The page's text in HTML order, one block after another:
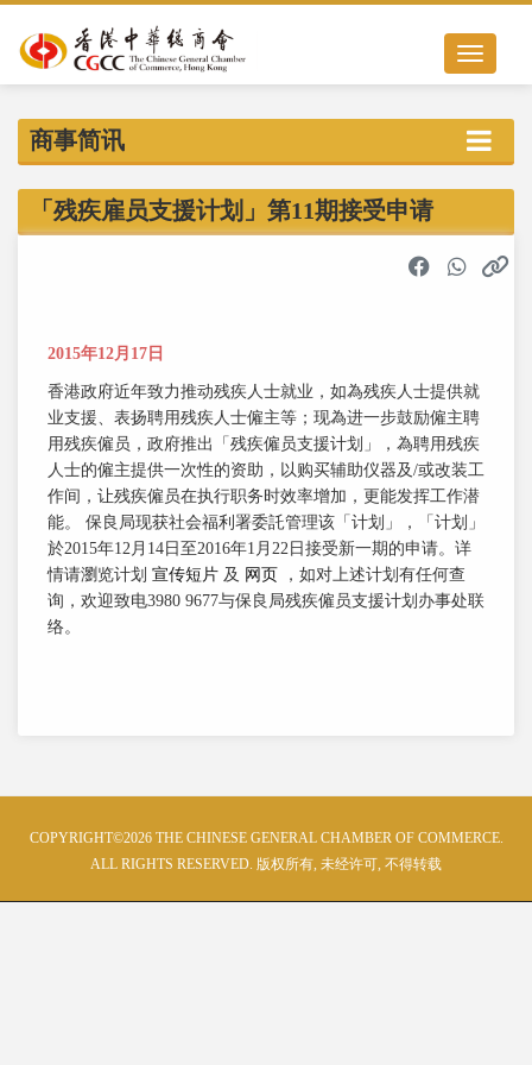
Toggle
商事简讯
「残疾雇员支援计划」第11期接受申请
2015年12月17日
香港政府近年致力推动残疾人士就业，如為残疾人士提供就
业支援、表扬聘用残疾人士僱主等；现為进一步鼓励僱主聘
用残疾僱员，政府推出「残疾僱员支援计划」，為聘用残疾
人士的僱主提供一次性的资助，以购买辅助仪器及/或改装工
作间，让残疾僱员在执行职务时效率增加，更能发挥工作潜
能。 保良局现获社会福利署委託管理该「计划」，「计划」
於2015年12月14日至2016年1月22日接受新一期的申请。详
情请瀏览计划 宣传短片 及 网页 ，如对上述计划有任何查
询，欢迎致电3980 9677与保良局残疾僱员支援计划办事处联
络。
COPYRIGHT©2026 THE CHINESE GENERAL CHAMBER OF COMMERCE.
ALL RIGHTS RESERVED. 版权所有, 未经许可, 不得转载